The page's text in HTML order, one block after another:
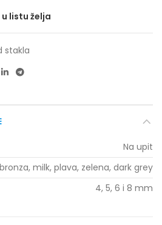
listu želja
stakla
Na upit
milk, plava, zelena, dark grey
4, 5, 6 i 8 mm